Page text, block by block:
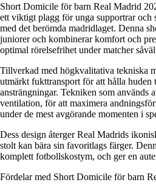
Short Domicile för barn Real Madrid
ett viktigt plagg för unga supportrar och
med det berömda madridlaget. Denna
juniorer och kombinerar komfort och
optimal rörelsefrihet under matcher
Tillverkad med högkvalitativa tekniska
utmärkt fukttransport för att hålla huden
ansträngningar. Tekniken som används
ventilation, för att maximera
under de mest avgörande momenten i
Dess design återger Real Madrids
stolt kan bära sin favoritlags färger.
komplett fotbollskostym, och ger en
Fördelar med Short Domicile för barn